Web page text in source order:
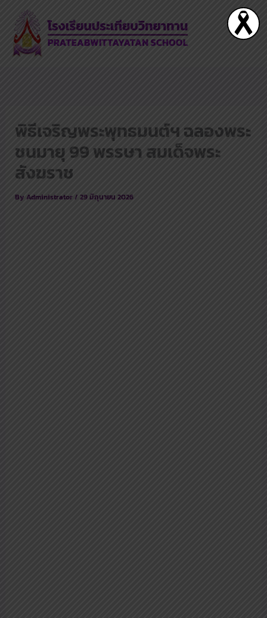
content
พิธีเจริญพระพุทธมนต์ฯ ฉลองพระ
ชนมายุ 99 พรรษา สมเด็จพระ
สังฆราช
ByAdministrator /29 มิถุนายน 2026